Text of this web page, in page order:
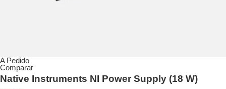
A Pedido
Comparar
Native Instruments NI Power Supply (18 W)